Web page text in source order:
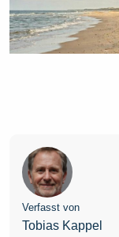
Verfasst von
Tobias Kappel